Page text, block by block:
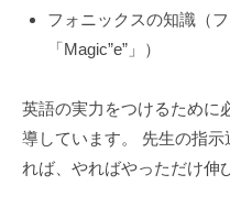
フォニックスの知識（
「Magic”e”」）
英語の実力をつけるために
導しています。 先生の指
れば、やればやっただけ伸